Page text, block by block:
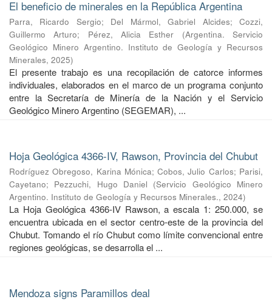
El beneficio de minerales en la República Argentina
Parra, Ricardo Sergio; Del Mármol, Gabriel Alcides;Cozzi,
Guillermo Arturo; Pérez, Alicia Esther (Argentina. Servicio
Geológico Minero Argentino. Instituto de Geología y Recursos
Minerales, 2025)
El presente trabajo es una recopilación de catorce informes
individuales, elaborados en el marco de un programa conjunto
entre la Secretaría de Minería de la Nación y el Servicio
Geológico Minero Argentino (SEGEMAR), ...
Hoja Geológica 4366-IV, Rawson, Provincia del Chubut
Rodríguez Obregoso, Karina Mónica;Cobos, Julio Carlos; Parisi,
Cayetano; Pezzuchi, Hugo Daniel (Servicio Geológico Minero
Argentino. Instituto de Geología y Recursos Minerales., 2024)
La Hoja Geológica 4366-IV Rawson, a escala 1: 250.000, se
encuentra ubicada en el sector centro-este de la provincia del
Chubut. Tomando el río Chubut como límite convencional entre
regiones geológicas, se desarrolla el ...
Mendoza signs Paramillos deal